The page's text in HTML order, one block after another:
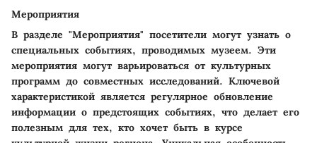
Мероприятия
В разделе "Мероприятия" посетители могут узнать о
специальных событиях, проводимых музеем. Эти
мероприятия могут варьироваться от культурных
программ до совместных исследований. Ключевой
характеристикой является регулярное обновление
информации о предстоящих событиях, что делает его
полезным для тех, кто хочет быть в курсе